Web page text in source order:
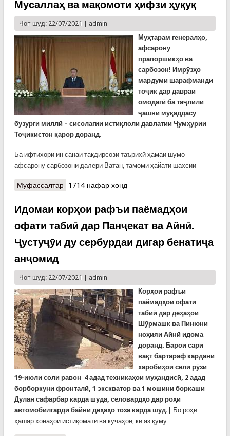
Мусаллаҳ ва мақомоти ҳифзи ҳуқуқ
Чоп шуд: 22/07/2021 | admin
Муҳтарам генералҳо,
афсарону
прапоршикҳо ва
сарбозон! Имрӯзҳо
мардуми шарафманди
тоҷик дар давраи
омодагӣ ба таҷлили
ҷашни муқаддасу
бузурги миллӣ – сисолагии истиқлоли давлатии Ҷумҳурии
Тоҷикистон қарор доранд.
Ба ифтихори ин санаи тақдирсози таърихӣ ҳамаи шумо –
афсарону сарбозони далери Ватан, тамоми ҳайати шахсии
Муфассалтаро Суханронии Пешвои миллат дар назди
мақомоти ҳифзи ҳуқуқ
1714 нафар хонд
Идомаи корҳои рафъи паёмадҳои
офати табиӣ дар Панҷекат ва Айнӣ.
Ҷустуҷӯи ду сербурдаи дигар бенатиҷа
анҷомид
Чоп шуд: 22/07/2021 | admin
Корҳои рафъи
паёмадҳои офати
табиӣ дар деҳаҳои
Шӯрмашк ва Пинюни
ноҳияи Айнӣ идома
доранд. Барои сари
вақт бартараф кардани
харобиҳои сели рӯзи
19-июли соли равон 4адад техникаҳои муҳандисӣ, 2 адад
борборкуни фронталӣ, 1 экскватор ва1 мошини боркаши
Дулан сафарбар карда шуда, селовардҳо дар роҳи
автомобилгарди байни деҳаҳо тоза карда шуд. | Бо роҳи
ҳашар хонаҳои истиқоматӣ ва кӯчаҳое, ки аз қуму